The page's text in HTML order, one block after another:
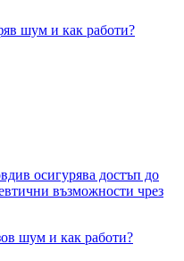
шум и как работи?
осигурява достъп до
възможности чрез
шум и как работи?